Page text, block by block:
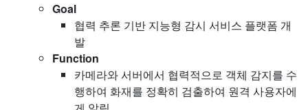
Goal
협력 추론 기반 지능형 감시 서비스 플랫폼 개
발
Function
카메라와 서버에서 협력적으로 객체 감지를 수
행하여 화재를 정확히 검출하여 원격 사용자에